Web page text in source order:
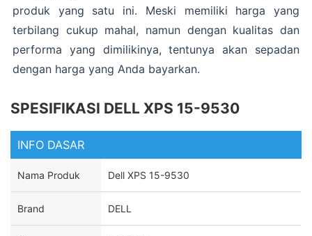
produk yang satu ini. Meski memiliki harga yang
terbilang cukup mahal, namun dengan kualitas dan
performa yang dimilikinya, tentunya akan sepadan
dengan harga yang Anda bayarkan.
SPESIFIKASI DELL XPS 15-9530
INFO DASAR
Nama Produk Dell XPS 15-9530
Brand DELL